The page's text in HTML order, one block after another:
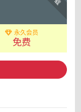
永久会员
免费